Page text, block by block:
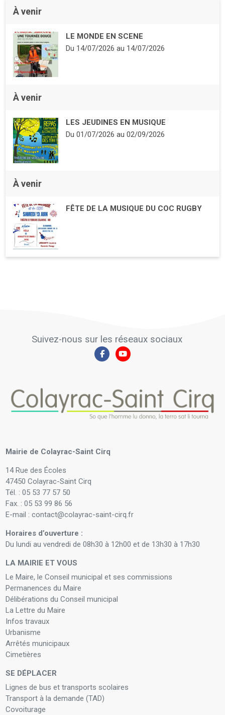
À venir
LE MONDE EN SCENE
Du 14/07/2026au 14/07/2026
À venir
LES JEUDINES EN MUSIQUE
Du 01/07/2026au 02/09/2026
À venir
FÊTE DE LA MUSIQUE DU COC RUGBY
Suivez-nous sur les réseaux sociaux
Mairie de Colayrac-Saint Cirq
14 Rue des Écoles
47450 Colayrac-Saint Cirq
Tél. : 05 53 77 57 50
Fax. : 05 53 99 86 56
E-mail : contact@colayrac-saint-cirq.fr
Horaires d’ouverture :
Du lundi au vendredi de 08h30 à 12h00 et de 13h30 à 17h30
LA MAIRIE ET VOUS
Le Maire, le Conseil municipal et ses commissions
Permanences du Maire
Délibérations du Conseil municipal
La Lettre du Maire
Infos travaux
Urbanisme
Arrêtés municipaux
Cimetières
SE DÉPLACER
Lignes de bus et transports scolaires
Transport à la demande (TAD)
Covoiturage